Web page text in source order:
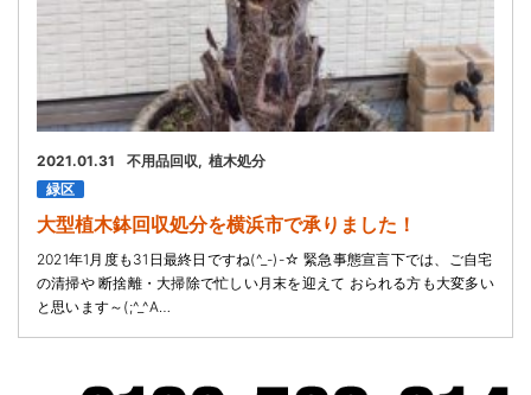
2021.01.31 不用品回収
植木処分
緑区
大型植木鉢回収処分を横浜市で承りました！
2021年1月度も31日最終日ですね(^_-)-☆ 緊急事態宣言下では、ご自宅
の清掃や 断捨離・大掃除で忙しい月末を迎えて おられる方も大変多い
と思います～(;^_^A…